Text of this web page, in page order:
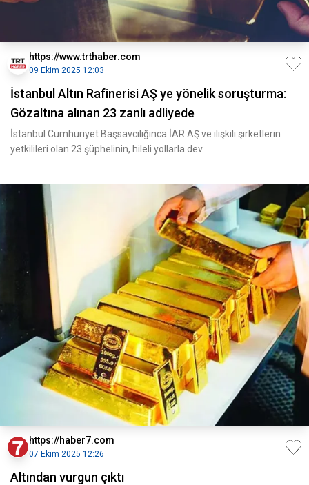
https://www.trthaber.com
09 Ekim 2025 12:03
İstanbul Altın Rafinerisi AŞ ye yönelik soruşturma:
Gözaltına alınan 23 zanlı adliyede
İstanbul Cumhuriyet Başsavcılığınca İAR AŞ ve ilişkili şirketlerin
yetkilileri olan 23 şüphelinin, hileli yollarla dev
https://haber7.com
07 Ekim 2025 12:26
Altından vurgun çıktı